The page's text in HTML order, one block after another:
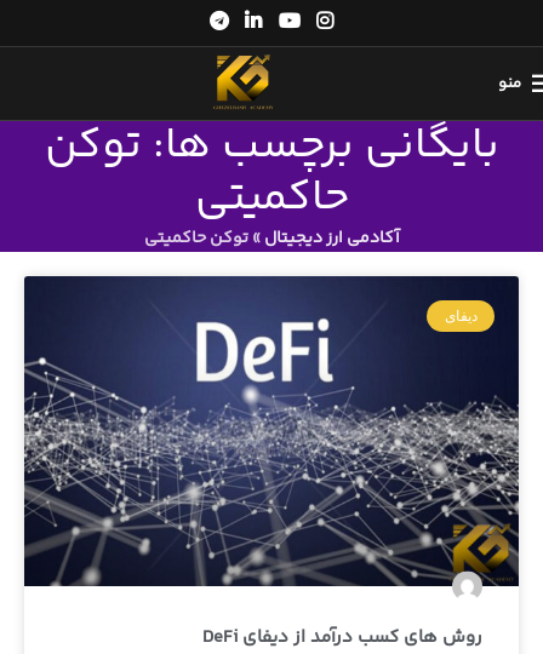
منو
بایگانی برچسب ها: توکن
حاکمیتی
آکادمی ارز دیجیتال»توکن حاکمیتی
دیفای
روش های کسب درآمد از دیفای DeFi